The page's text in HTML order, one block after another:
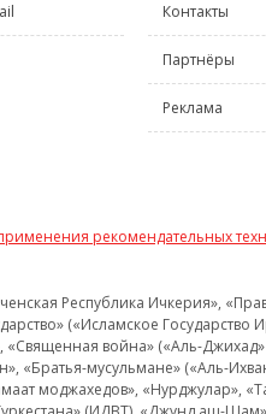
Контакты
Партнёры
Реклама
рекомендательных
Республика Ичкерия»,
(«Исламское
война» («Аль-Джихад»
мусульмане» («Аль-
моджахедов», «Нурджулар»,